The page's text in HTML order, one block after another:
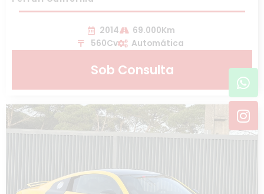
2014
69.000Km
560Cv
Automática
Sob Consulta